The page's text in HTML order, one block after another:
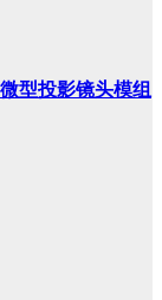
型投影镜头模组